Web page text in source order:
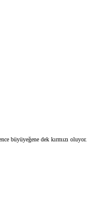
büyüyeğene dek kırmızı oluyor.